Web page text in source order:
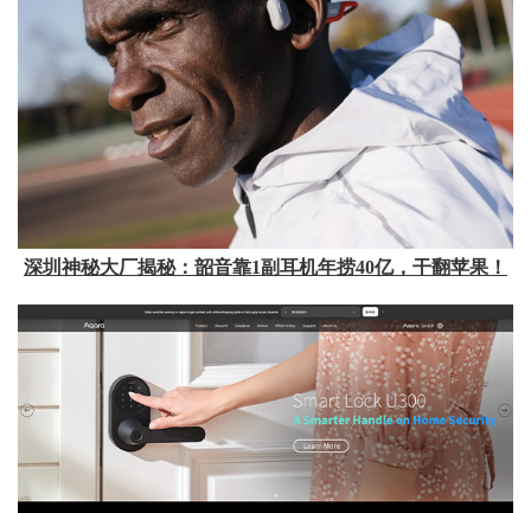
深圳神秘大厂揭秘：韶音靠1副耳机年捞40亿，干翻苹果！